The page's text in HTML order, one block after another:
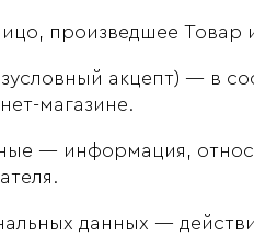
произведшее Товар
акцепт) — в
магазине.
— информация,
данных —